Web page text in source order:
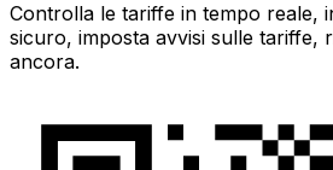
Controlla le tariffe in tempo reale,
sicuro, imposta avvisi sulle tariffe,
ancora.